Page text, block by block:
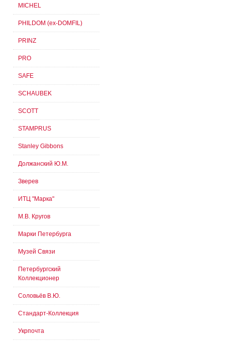
MICHEL
PHILDOM (ex-DOMFIL)
PRINZ
PRO
SAFE
SCHAUBEK
SCOTT
STAMPRUS
Stanley Gibbons
Должанский Ю.М.
Зверев
ИТЦ "Марка"
М.В. Кругов
Марки Петербурга
Музей Связи
Петербургский
Коллекционер
Соловьёв В.Ю.
Стандарт-Коллекция
Укрпочта